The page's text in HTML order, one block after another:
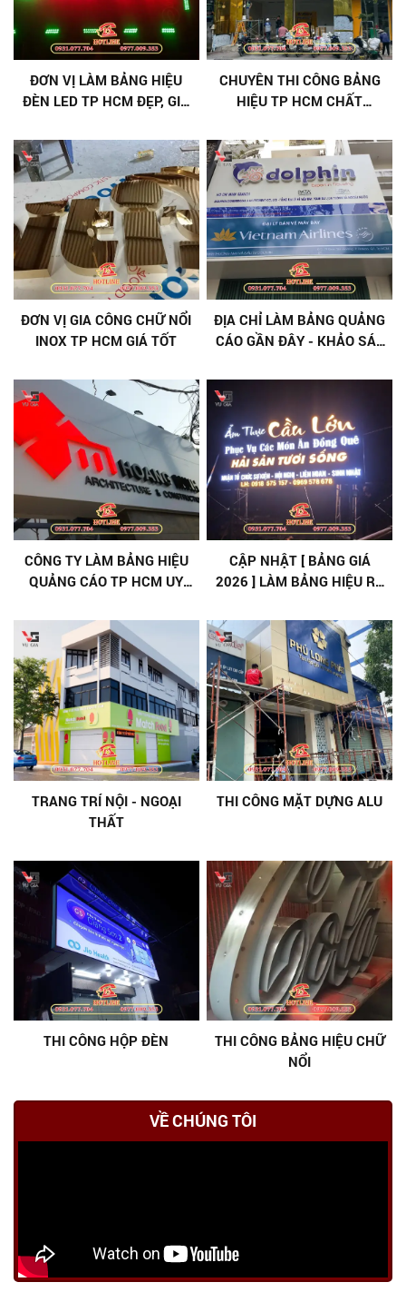
VỀ CHÚNG TÔI
ĐƠN VỊ LÀM BẢNG HIỆU
ĐÈN LED TP HCM ĐẸP, GIÁ
CHUYÊN THI CÔNG BẢNG
HIỆU TP HCM CHẤT
ĐƠN VỊ GIA CÔNG CHỮ NỔI
INOX TP HCM GIÁ TỐT
ĐỊA CHỈ LÀM BẢNG QUẢNG
CÁO GẦN ĐÂY - KHẢO SÁT
TÍN, CHUYÊN NGHIỆP TẠI
CÔNG TY LÀM BẢNG HIỆU
QUẢNG CÁO TP HCM UY
CẬP NHẬT [ BẢNG GIÁ
2026 ] LÀM BẢNG HIỆU RẺ
NHANH CHÓNG
TRANG TRÍ NỘI - NGOẠI
THẤT
THI CÔNG MẶT DỰNG ALU
THI CÔNG HỘP ĐÈN
THI CÔNG BẢNG HIỆU CHỮ
NỔI